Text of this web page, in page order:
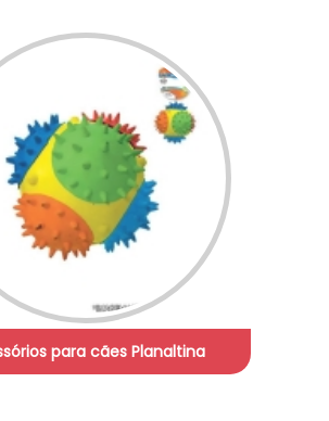
para cães Planaltina